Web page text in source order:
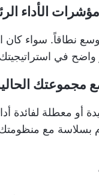
نطاقاً. سواء كان
واضح في
أو معطلة لفائدة
بسلاسة مع